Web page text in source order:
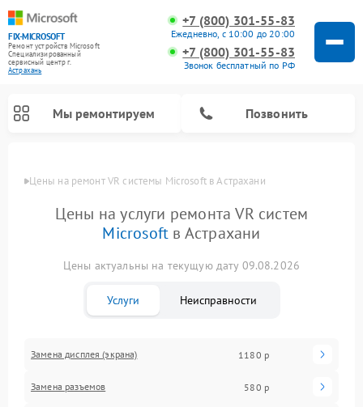
FIX-MICROSOFT
Ремонт устройств Microsoft
Специализированный
cервисный центр г.
Астрахань
+7 (800) 301-55-83
Ежедневно, с 10:00 до 20:00
+7 (800) 301-55-83
Звонок бесплатный по РФ
Мы ремонтируем Позвонить
Цены на ремонт VR системы Microsoft в Астрахани
Цены на услуги ремонта VR систем
Microsoft в Астрахани
Цены актуальны на текущую дату 09.08.2026
Услуги Неисправности
Замена дисплея (экрана) 1180 р
Замена разъемов 580 р